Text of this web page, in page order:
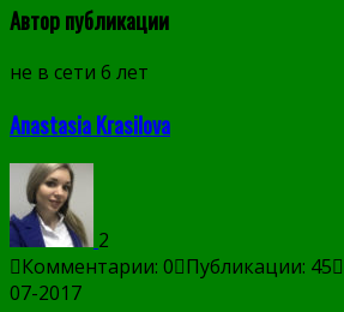
Автор публикации
не в сети 6 лет
Anastasia Krasilova
2
Комментарии: 0 Публикации: 45
07-2017